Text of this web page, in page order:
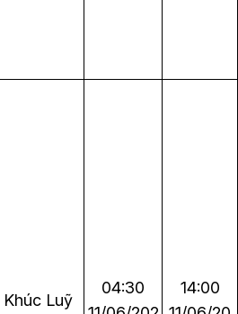
Khúc Luỹ
04:30
14:00